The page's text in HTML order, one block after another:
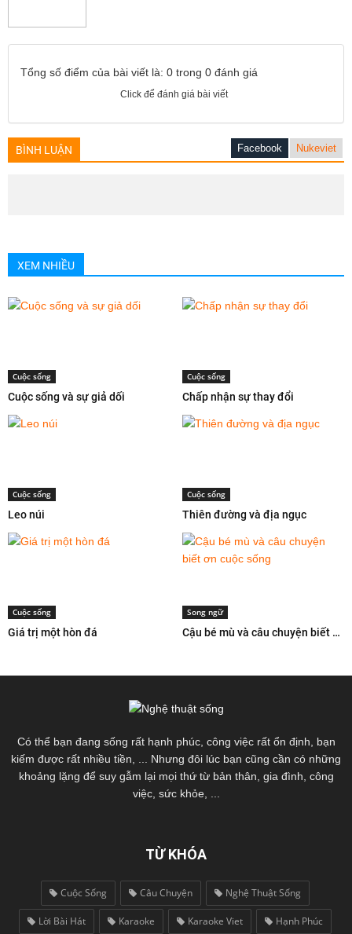
Tổng số điểm của bài viết là: 0 trong 0 đánh giá
Click để đánh giá bài viết
Facebook Nukeviet
BÌNH LUẬN
XEM NHIỀU
Cuộc sống
Cuộc sống và sự giả dối
Cuộc sống
Chấp nhận sự thay đổi
Cuộc sống
Leo núi
Cuộc sống
Thiên đường và địa ngục
Cuộc sống
Giá trị một hòn đá
Song ngữ
Cậu bé mù và câu chuyện biết ơn cuộc sống
Có thể bạn đang sống rất hạnh phúc, công việc rất ổn định, bạn
kiếm được rất nhiều tiền, ... Nhưng đôi lúc bạn cũng cần có những
khoảng lặng để suy gẫm lại mọi thứ từ bản thân, gia đình, công
việc, sức khỏe, ...
TỪ KHÓA
Cuộc Sống Câu Chuyện Nghệ Thuật Sống
Lời Bài Hát Karaoke Karaoke Viet Hạnh Phúc